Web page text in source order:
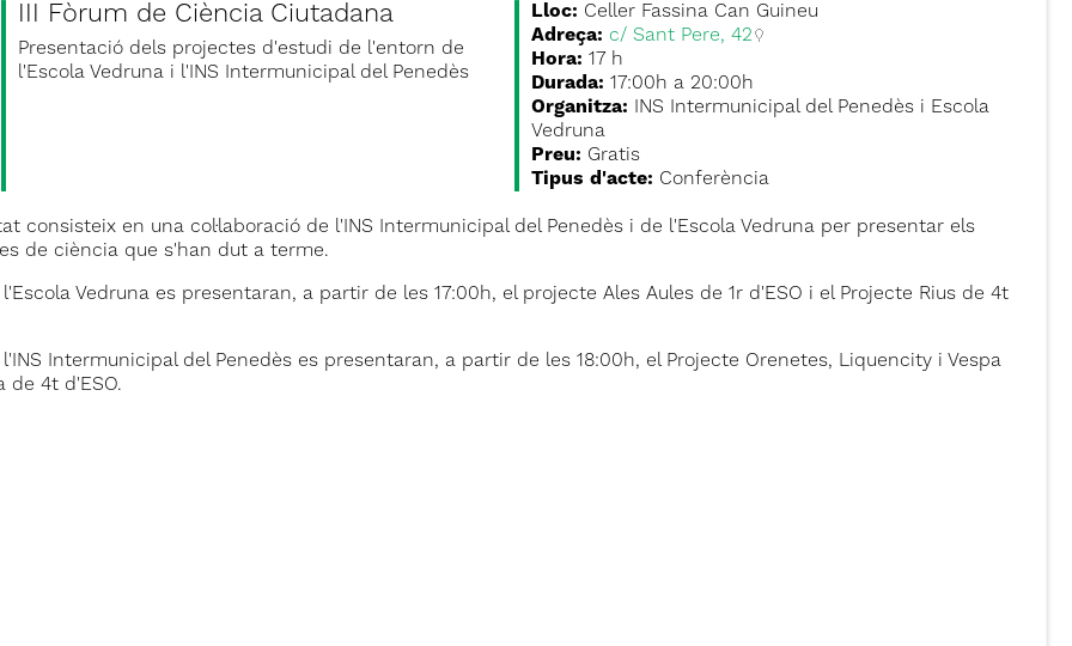
III Fòrum de Ciència Ciutadana
Presentació dels projectes d'estudi de l'entorn de
l'Escola Vedruna i l'INS Intermunicipal del Penedès
Lloc: Celler Fassina Can Guineu
Adreça: c/ Sant Pere, 42
Hora: 17 h
Durada: 17:00h a 20:00h
Organitza:
INS Intermunicipal del Penedès i Escola
Vedruna
Preu: Gratis
Tipus d'acte: Conferència
consisteix en una col·laboració de l'INS Intermunicipal del Penedès i de l'Escola Vedruna per presentar els
de ciència que s'han dut a terme.
Vedruna es presentaran, a partir de les 17:00h, el projecte Ales Aules de 1r d'ESO i el Projecte Rius de 4t
l'INS Intermunicipal del Penedès es presentaran, a partir de les 18:00h, el Projecte Orenetes, Liquencity i Vespa
de 4t d'ESO.